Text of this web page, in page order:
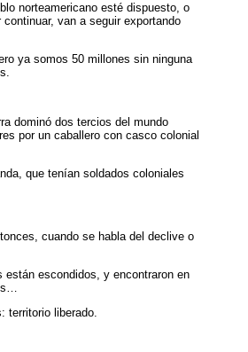
norteamericano esté dispuesto, o
van a seguir exportando
ya somos 50 millones sin ninguna
dominó dos tercios del mundo
por un caballero con casco colonial
que tenían soldados coloniales
cuando se habla del declive o
escondidos, y encontraron en
territorio liberado.